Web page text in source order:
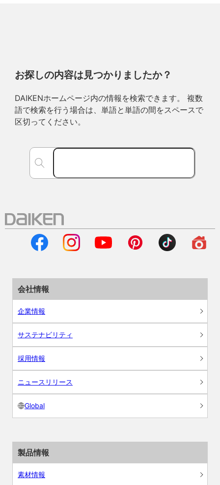
お探しの内容は見つかりましたか？
DAIKENホームページ内の情報を検索できます。 複数
語で検索を行う場合は、単語と単語の間をスペースで
区切ってください。
会社情報
企業情報
サステナビリティ
採用情報
ニュースリリース
Global
製品情報
素材情報